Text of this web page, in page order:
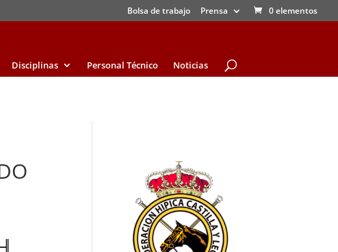
Bolsa de trabajo Prensa 0 elementos
Disciplinas Personal Técnico Noticias